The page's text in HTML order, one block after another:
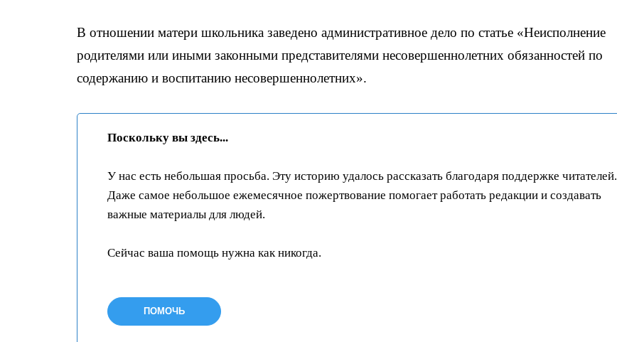
В отношении матери школьника заведено административное дело по статье «Неисполнение
родителями или иными законными представителями несовершеннолетних обязанностей по
содержанию и воспитанию несовершеннолетних».
Поскольку вы здесь...
У нас есть небольшая просьба. Эту историю удалось рассказать благодаря поддержке читателей.
Даже самое небольшое ежемесячное пожертвование помогает работать редакции и создавать
важные материалы для людей.
Сейчас ваша помощь нужна как никогда.
ПОМОЧЬ